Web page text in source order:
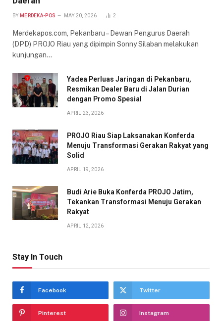
BY MERDEKA-POS MAY 20, 2026 2
Merdekapos.com, Pekanbaru – Dewan Pengurus Daerah
(DPD) PROJO Riau yang dipimpin Sonny Silaban melakukan
kunjungan…
Yadea Perluas Jaringan di Pekanbaru,
Resmikan Dealer Baru di Jalan Durian
dengan Promo Spesial
APRIL 23, 2026
PROJO Riau Siap Laksanakan Konferda
Menuju Transformasi Gerakan Rakyat yang
Solid
APRIL 19, 2026
Budi Arie Buka Konferda PROJO Jatim,
Tekankan Transformasi Menuju Gerakan
Rakyat
APRIL 12, 2026
Stay In Touch
Facebook Twitter
Pinterest Instagram